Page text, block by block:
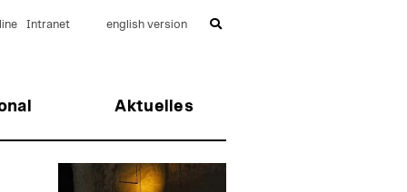
Aktuelles
Intranet english version